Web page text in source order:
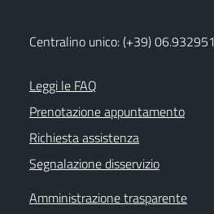
Centralino unico: (+39) 06.932951
Leggi le FAQ
Prenotazione appuntamento
Richiesta assistenza
Segnalazione disservizio
Amministrazione trasparente